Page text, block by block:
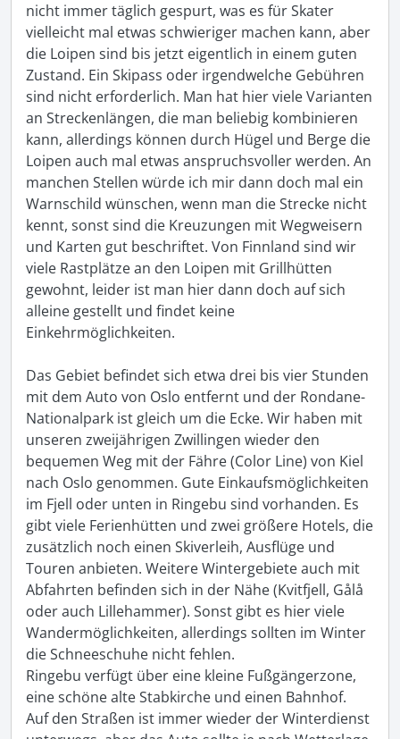
nicht immer täglich gespurt, was es für Skater
vielleicht mal etwas schwieriger machen kann, aber
die Loipen sind bis jetzt eigentlich in einem guten
Zustand. Ein Skipass oder irgendwelche Gebühren
sind nicht erforderlich. Man hat hier viele Varianten
an Streckenlängen, die man beliebig kombinieren
kann, allerdings können durch Hügel und Berge die
Loipen auch mal etwas anspruchsvoller werden. An
manchen Stellen würde ich mir dann doch mal ein
Warnschild wünschen, wenn man die Strecke nicht
kennt, sonst sind die Kreuzungen mit Wegweisern
und Karten gut beschriftet. Von Finnland sind wir
viele Rastplätze an den Loipen mit Grillhütten
gewohnt, leider ist man hier dann doch auf sich
alleine gestellt und findet keine
Einkehrmöglichkeiten.
Das Gebiet befindet sich etwa drei bis vier Stunden
mit dem Auto von Oslo entfernt und der Rondane-
Nationalpark ist gleich um die Ecke. Wir haben mit
unseren zweijährigen Zwillingen wieder den
bequemen Weg mit der Fähre (Color Line) von Kiel
nach Oslo genommen. Gute Einkaufsmöglichkeiten
im Fjell oder unten in Ringebu sind vorhanden. Es
gibt viele Ferienhütten und zwei größere Hotels, die
zusätzlich noch einen Skiverleih, Ausflüge und
Touren anbieten. Weitere Wintergebiete auch mit
Abfahrten befinden sich in der Nähe (Kvitfjell, Gålå
oder auch Lillehammer). Sonst gibt es hier viele
Wandermöglichkeiten, allerdings sollten im Winter
die Schneeschuhe nicht fehlen.
Ringebu verfügt über eine kleine Fußgängerzone,
eine schöne alte Stabkirche und einen Bahnhof.
Auf den Straßen ist immer wieder der Winterdienst